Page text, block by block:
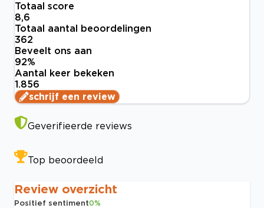
Totaal score
8,6
Totaal aantal beoordelingen
362
Beveelt ons aan
92%
Aantal keer bekeken
1.856
schrijf een review
Geverifieerde reviews
Top beoordeeld
Review overzicht
Positief sentiment0%